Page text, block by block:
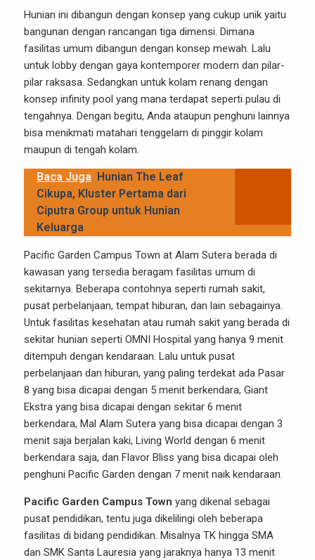
Hunian ini dibangun dengan konsep yang cukup unik yaitu
bangunan dengan rancangan tiga dimensi. Dimana
fasilitas umum dibangun dengan konsep mewah. Lalu
untuk lobby dengan gaya kontemporer modern dan pilar-
pilar raksasa. Sedangkan untuk kolam renang dengan
konsep infinity pool yang mana terdapat seperti pulau di
tengahnya. Dengan begitu, Anda ataupun penghuni lainnya
bisa menikmati matahari tenggelam di pinggir kolam
maupun di tengah kolam.
Baca Juga Hunian The Leaf
Cikupa, Kluster Pertama dari
Ciputra Group untuk Hunian
Keluarga
Pacific Garden Campus Town at Alam Sutera berada di
kawasan yang tersedia beragam fasilitas umum di
sekitarnya. Beberapa contohnya seperti rumah sakit,
pusat perbelanjaan, tempat hiburan, dan lain sebagainya.
Untuk fasilitas kesehatan atau rumah sakit yang berada di
sekitar hunian seperti OMNI Hospital yang hanya 9 menit
ditempuh dengan kendaraan. Lalu untuk pusat
perbelanjaan dan hiburan, yang paling terdekat ada Pasar
8 yang bisa dicapai dengan 5 menit berkendara, Giant
Ekstra yang bisa dicapai dengan sekitar 6 menit
berkendara, Mal Alam Sutera yang bisa dicapai dengan 3
menit saja berjalan kaki, Living World dengan 6 menit
berkendara saja, dan Flavor Bliss yang bisa dicapai oleh
penghuni Pacific Garden dengan 7 menit naik kendaraan.
Pacific Garden Campus Town yang dikenal sebagai
pusat pendidikan, tentu juga dikelilingi oleh beberapa
fasilitas di bidang pendidikan. Misalnya TK hingga SMA
dan SMK Santa Lauresia yang jaraknya hanya 13 menit